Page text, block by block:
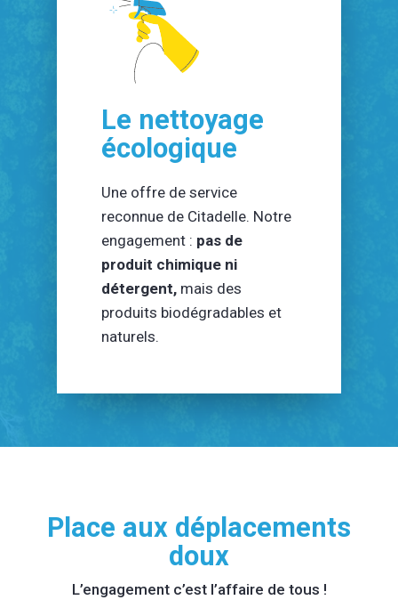
Le nettoyage
écologique
Une offre de service
reconnue de Citadelle. Notre
engagement : pas de
produit chimique ni
détergent, mais des
produits biodégradables et
naturels.
Place aux déplacements
doux
L’engagement c’est l’affaire de tous !